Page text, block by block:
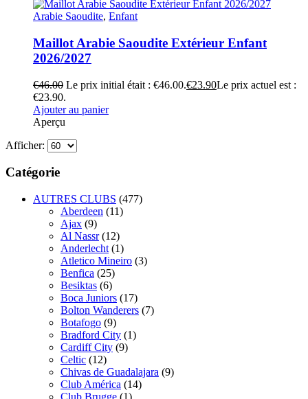
Arabie Saoudite, Enfant
Maillot Arabie Saoudite Extérieur Enfant
2026/2027
€46.00 Le prix initial était : €46.00.€23.90Le prix actuel est :
€23.90.
Ajouter au panier
Aperçu
Afficher:
Catégorie
AUTRES CLUBS (477)
Aberdeen (11)
Ajax (9)
Al Nassr (12)
Anderlecht (1)
Atletico Mineiro (3)
Benfica (25)
Besiktas (6)
Boca Juniors (17)
Bolton Wanderers (7)
Botafogo (9)
Bradford City (1)
Cardiff City (9)
Celtic (12)
Chivas de Guadalajara (9)
Club América (14)
Club Brugge (1)